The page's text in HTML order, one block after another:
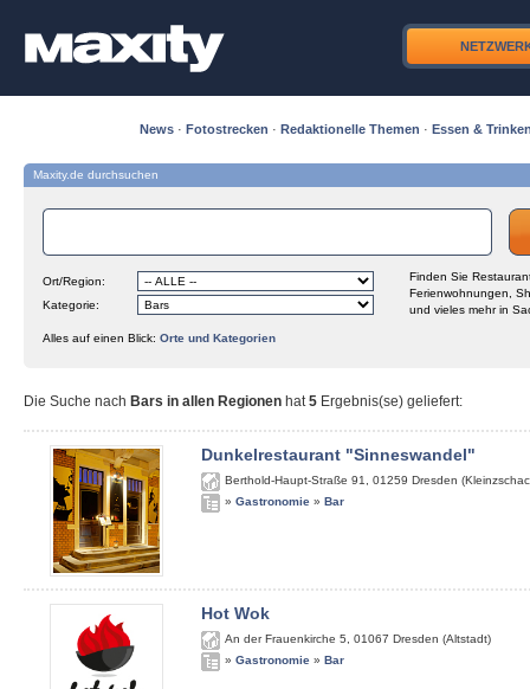
News · Fotostrecken · Redaktionelle Themen · Essen &
Maxity.de durchsuchen
Ort/Region:
Kategorie:
Finden Sie
Ferienwohnungen,
und vieles mehr in
Alles auf einen Blick: Orte und Kategorien
Die Suche nach Bars in allen Regionen hat5 Ergebnis(se) geliefert:
Dunkelrestaurant "Sinneswandel"
Berthold-Haupt-Straße 91 01259 Dresden
» Gastronomie » Bar
Hot Wok
An der Frauenkirche 5 01067 Dresden (Altstadt)
» Gastronomie » Bar